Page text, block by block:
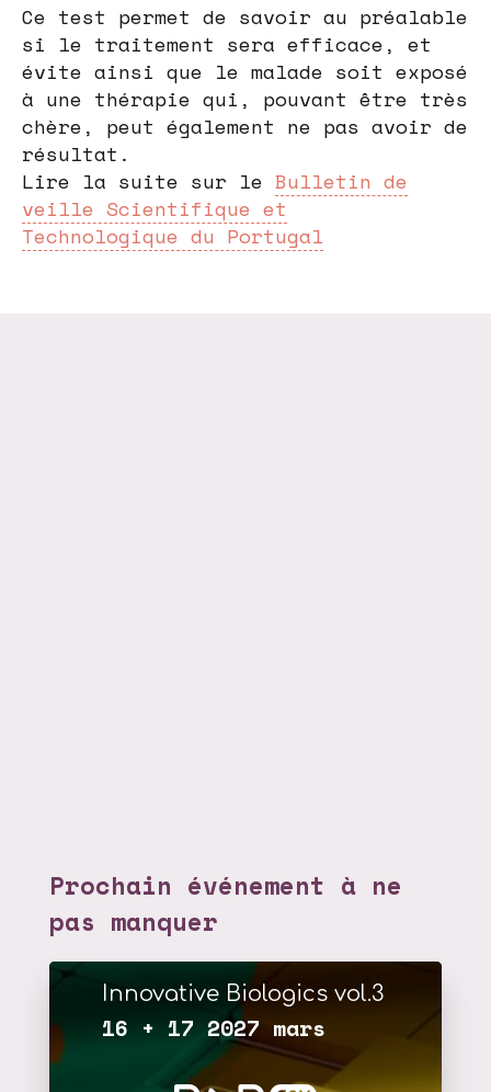
Ce test permet de savoir au préalable
si le traitement sera efficace, et
évite ainsi que le malade soit exposé
à une thérapie qui, pouvant être très
chère, peut également ne pas avoir de
résultat.
Lire la suite sur le Bulletin de
veille Scientifique et
Technologique du Portugal
Prochain événement à ne
pas manquer
Innovative Biologics vol.3
16 + 17 2027 mars